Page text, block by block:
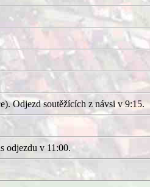
Odjezd soutěžících z návsi v 9:15.
odjezdu v 11:00.